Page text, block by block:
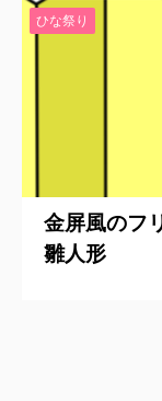
ひな祭り
金屏風のフ
雛人形